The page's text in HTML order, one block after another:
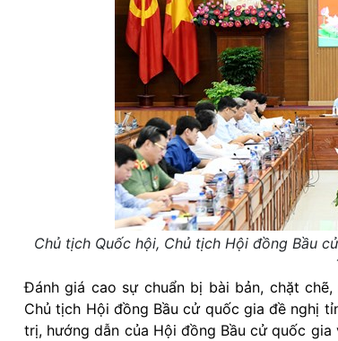
Chủ tịch Quốc hội, Chủ tịch Hội đồng Bầu
Đánh giá cao sự chuẩn bị bài bản, chặt
Chủ tịch Hội đồng Bầu cử quốc gia đề nghị
trị, hướng dẫn của Hội đồng Bầu cử quốc